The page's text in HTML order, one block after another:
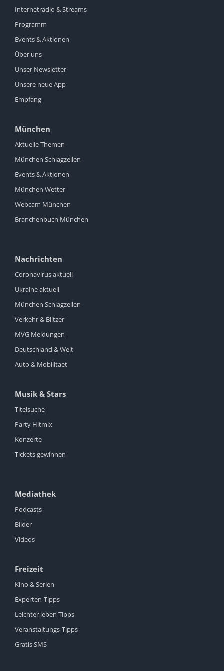
Internetradio & Streams
Programm
Events & Aktionen
Über uns
Unser Newsletter
Unsere neue App
Empfang
München
Aktuelle Themen
München Schlagzeilen
Events & Aktionen
München Wetter
Webcam München
Branchenbuch München
Nachrichten
Coronavirus aktuell
Ukraine aktuell
München Schlagzeilen
Verkehr & Blitzer
MVG Meldungen
Deutschland & Welt
Auto & Mobilitaet
Musik & Stars
Titelsuche
Party Hitmix
Konzerte
Tickets gewinnen
Mediathek
Podcasts
Bilder
Videos
Freizeit
Kino & Serien
Experten-Tipps
Leichter leben Tipps
Veranstaltungs-Tipps
Gratis SMS